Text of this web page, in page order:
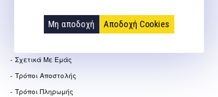
Μη αποδοχή Αποδοχή Cookies
Σχετικά Με Εμάς
Τρόποι Αποστολής
Τρόποι Πληρωμής